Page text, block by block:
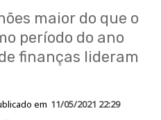
maior do que o
período do ano
finanças lideram
em 11/05/2021 22:29